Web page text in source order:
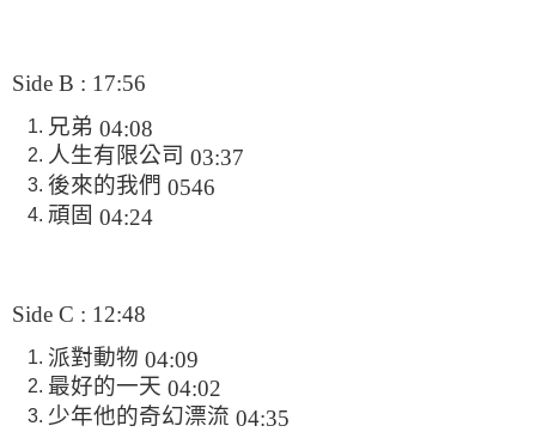
Side B : 17:56
兄弟 04:08
人生有限公司 03:37
後來的我們 0546
頑固 04:24
Side C : 12:48
派對動物 04:09
最好的一天 04:02
少年他的奇幻漂流 04:35